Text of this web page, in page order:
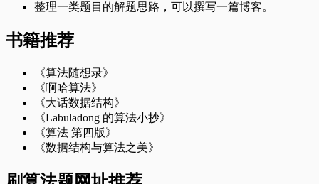
整理一类题目的解题思路，可以撰写一篇博客。
书籍推荐
《算法随想录》
《啊哈算法》
《大话数据结构》
《Labuladong 的算法小抄》
《算法 第四版》
《数据结构与算法之美》